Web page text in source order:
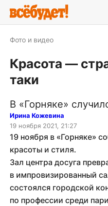
Фото и видео
Красота —
таки
В «Горняке»
Ирина Кожевина
19 ноября 2021, 21:27
19 ноября в «Горняке»
красоты и стиля.
Зал центра досуга
в импровизированный
состоялся городской
по профессии среди